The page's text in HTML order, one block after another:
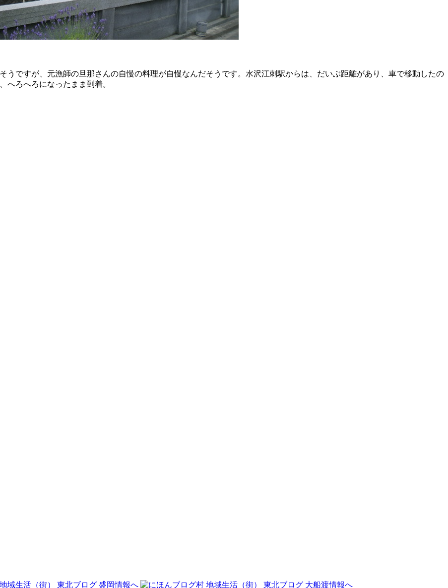
うですが、元漁師の旦那さんの自慢の料理が自慢なんだそうです。水沢江刺駅からは、だいぶ距離があり、車で移動したの
へろへろになったまま到着。